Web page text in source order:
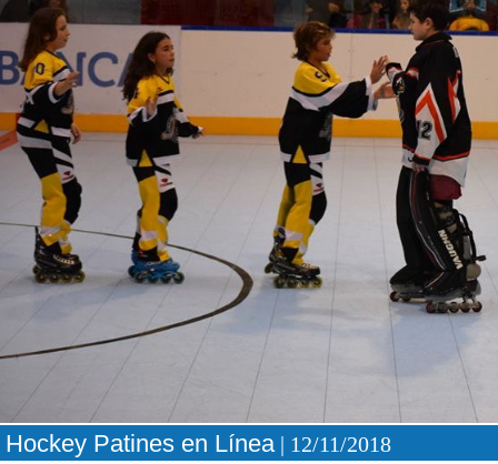
Hockey Patines en Línea | 12/11/2018